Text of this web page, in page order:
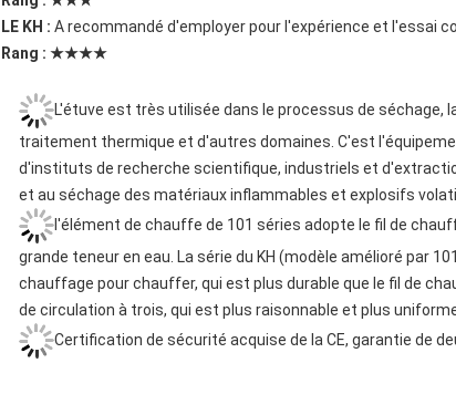
LE KH : A recommandé d'employer pour l'expérience et l'essai
Rang : ★★★★
L'étuve est très utilisée dans le processus de
traitement thermique et d'autres domaines. C'est
d'instituts de recherche scientifique, industriels et
et au séchage des matériaux inflammables et explosifs
l'élément de chauffe de 101 séries adopte le fil de
grande teneur en eau. La série du KH (modèle amélioré par
chauffage pour chauffer, qui est plus durable que le fil de
de circulation à trois, qui est plus raisonnable et plus
Certification de sécurité acquise de la CE, garantie de